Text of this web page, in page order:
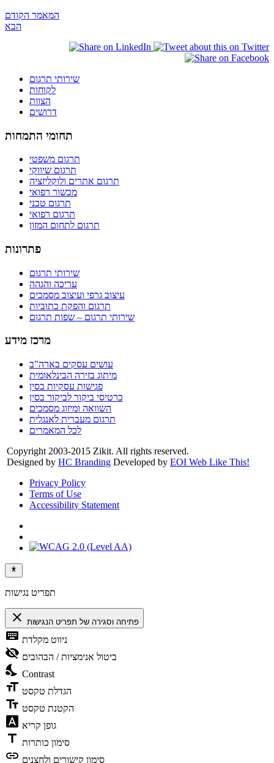
המאמר הקודם
הבא
שירותי תרגום
לקוחות
הצוות
דרושים
תחומי התמחות
תרגום משפטי
תרגום שיווקי
תרגום אתרים ולוקליזציה
מכשור רפואי
תרגום טכני
תרגום רפואי
תרגום לתחום המזון
פתרונות
שירותי תרגום
עריכה והגהה
עיצוב גרפי ועיצוב מסמכים
תרגום והפקת כתוביות
שירותי תרגום – שפות תרגום
מרכז מידע
עושים עסקים בארה"ב
מיתוג בזירה הבינלאומית
פגישות עסקיות בסין
כרטיסי ביקור לביקור בסין
השוואה ומיזוג מסמכים
תרגום מעברית לאנגלית
לכל המאמרים
Copyright 2003-2015 Zikit. All rights reserved.
Designed by HC Branding Developed by EOI Web Like This!
Privacy Policy
Terms of Use
Accessibility Statement
תפריט נגישות
close פתיחה וסגירה של תפריט הנגישות
keyboard ניווט מקלדת
visibility_off ביטול אנימציות / הבהובים
nights_stay Contrast
format_size הגדלת טקסט
text_fields הקטנת טקסט
font_download גופן קריא
title סימון כותרות
link סימון קישורים ולחצנים